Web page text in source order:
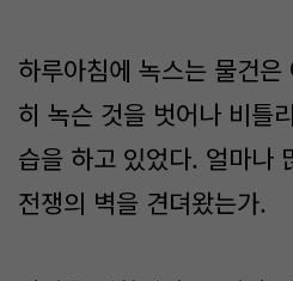
하루아침에 녹스는 물건
히 녹슨 것을 벗어나 비틀
습을 하고 있었다. 얼마나
전쟁의 벽을 견뎌왔는가.